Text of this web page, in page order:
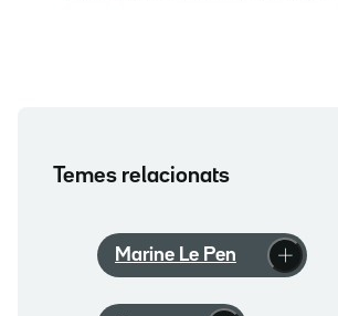
Temes relacionats
Marine Le Pen